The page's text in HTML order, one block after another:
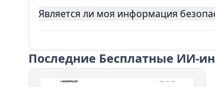
Является ли моя информация
Последние Бесплатные ИИ-